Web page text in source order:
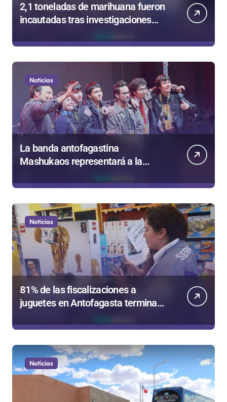
2,1 toneladas de marihuana fueron
incautadas tras investigaciones
Noticias
La banda antofagastina
Mashukaos representará a la
de Valparaíso
Noticias
81% de las fiscalizaciones a
juguetes en Antofagasta termina
en sumarios sanitarios
Noticias